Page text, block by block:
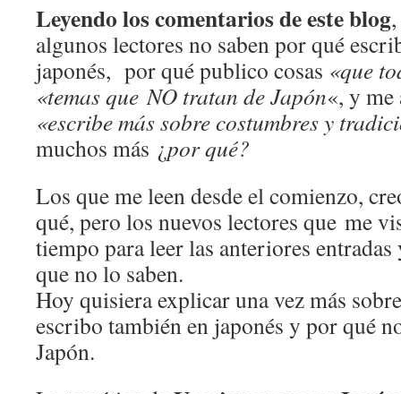
Leyendo los comentarios de este blog
algunos lectores no saben por qué
japonés, por qué publico cosas «que
«temas que NO tratan de Japón«, y me
«escribe más sobre costumbres y
muchos más ¿por qué?
Los que me leen desde el comienzo,
qué, pero los nuevos lectores que me
tiempo para leer las anteriores
que no lo saben.
Hoy quisiera explicar una vez más
escribo también en japonés y por qué
Japón.